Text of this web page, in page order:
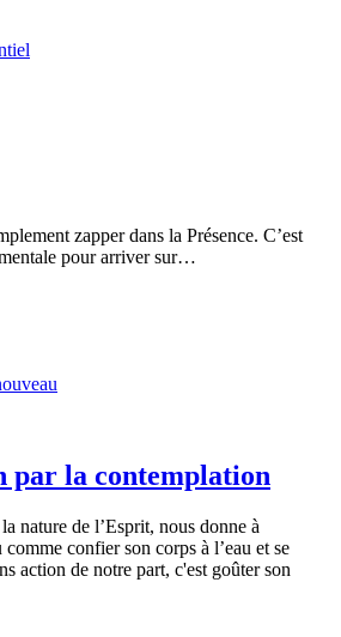
zapper dans la Présence. C’est
pour arriver sur…
par la contemplation
nature de l’Esprit, nous donne à
confier son corps à l’eau et se
action de notre part, c'est goûter son